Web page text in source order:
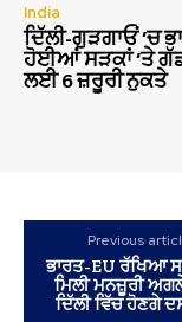
India
ਦਿੱਲੀ-ਗੁੜਗਾਓਂ ‘ਚ
ਹੋਈਆਂ ਸੜਕਾਂ ‘ਤੇ
ਲਈ 6 ਜ਼ਰੂਰੀ ਨੁਕਤੇ
Previous
ਭਾਰਤ-EU ਰੱਖਿਆ
ਮਿਲੀ ਮਨਜ਼ੂਰੀ
ਦਿੱਲੀ ਵਿੱਚ ਹੋਣਗੇ